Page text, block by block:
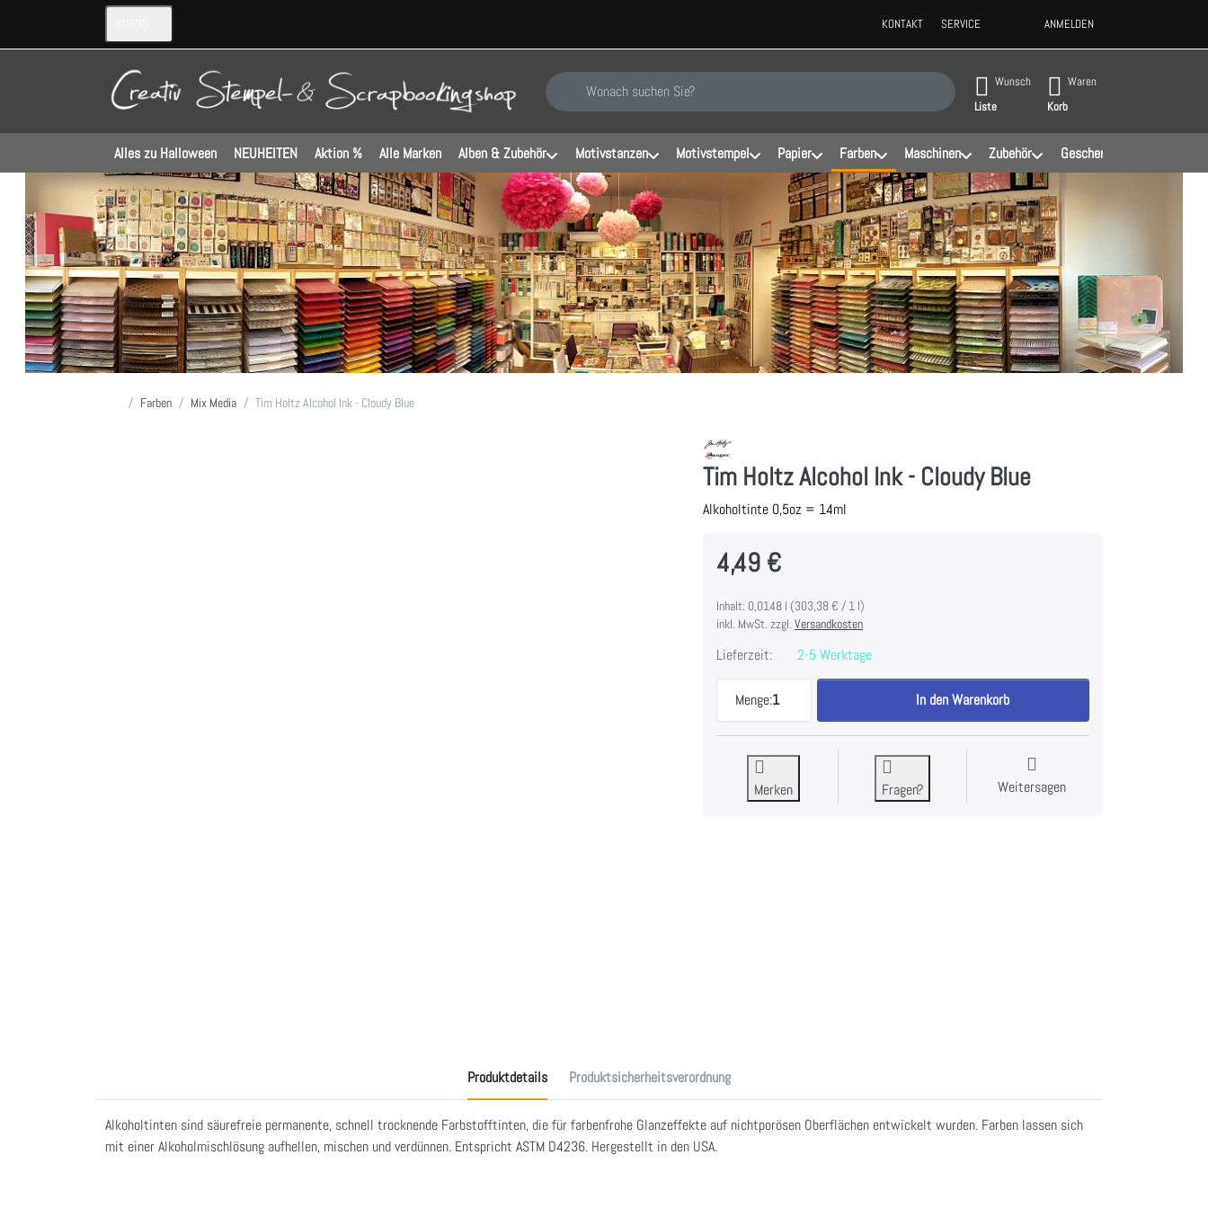
KONTAKT SERVICE ANMELDEN
Geben Sie einen Suchbegriff ein. Während Sie tippen, erscheinen automatisch erste Ergebnisse. Drücken Sie die
Wunsch
Liste
Waren
Korb
Alles zu Halloween NEUHEITEN Aktion % Alle Marken Alben & Zubehör Motivstanzen Motivstempel Papier Farben Maschinen Zubehör Geschenke
Startseite
Farben Mix Media Tim Holtz Alcohol Ink - Cloudy Blue
Tim Holtz Alcohol Ink - Cloudy Blue
Alkoholtinte 0,5oz = 14ml
4,49 €
Inhalt: 0,0148 l (303,38 € / 1 l)
inkl. MwSt. zzgl. Versandkosten
Lieferzeit: 2-5 Werktage
Menge:1
Tim Holtz Alcohol Ink - Cloudy Blue zu 4,49 €, Menge 1.
In den Warenkorb
Merken Fragen? Weitersagen
Produktdetails Produktsicherheitsverordnung
Alkoholtinten sind säurefreie permanente, schnell trocknende Farbstofftinten, die für farbenfrohe Glanzeffekte auf nichtporösen Oberflächen entwickelt wurden. Farben lassen sich
mit einer Alkoholmischlösung aufhellen, mischen und verdünnen. Entspricht ASTM D4236. Hergestellt in den USA.